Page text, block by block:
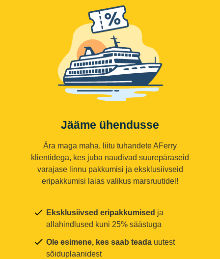
Jääme ühendusse
Ära maga maha, liitu tuhandete AFerry
klientidega, kes juba naudivad suurepäraseid
varajase linnu pakkumisi ja eksklusiivseid
eripakkumisi laias valikus marsruutidel!
Eksklusiivsed eripakkumised ja
allahindlused kuni 25% säästuga
Ole esimene, kes saab teada uutest
sõiduplaanidest